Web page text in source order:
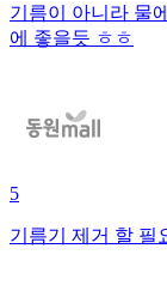
기름이 아니라 물
에 좋을듯 ㅎㅎ
5
기름기 제거 할 필